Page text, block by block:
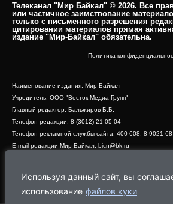
Используя данный сайт, вы
использование файлов куки
Телеканал "Мир Байкал" © 2026. Все
или частичное заимствование
только с письменного разрешения
цитировании материалов прямая
издание "Мир-Байкал" обязательна.​
Политика
Наименование издания: Мир-Байкал
Учредитель: ООО "Восток Медиа Групп"
Главный редактор: Бальжиров Б.Б.
Телефон редакции: 8 (3012) 21-05-04
Телефон рекламной службы сайта: 400-608, 8-9021-
E-mail редакции Мир Байкал: bicn@bk.ru
Адрес редакции: 670000, г. Улан-Удэ, ул.